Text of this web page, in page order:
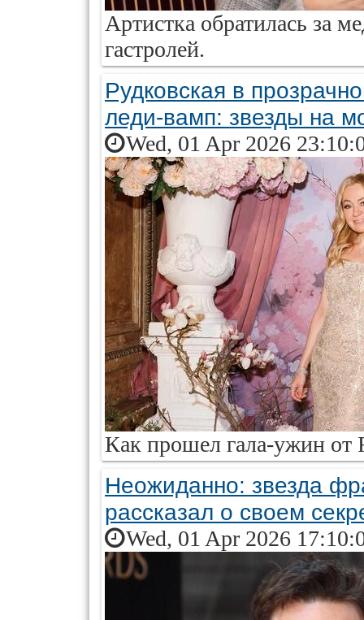
Артистка обратилась за
гастролей.
Рудковская в
леди-вамп: звезды на
Wed, 01 Apr 2026
Как прошел гала-ужин от
Неожиданно: звезда
рассказал о своем
Wed, 01 Apr 2026